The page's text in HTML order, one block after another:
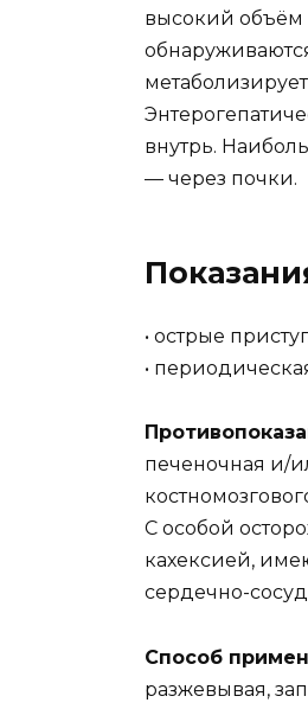
высокий объём
внутрь.
— через почки.
• острые
•
печеночная и/
С особой
кахексией,
сердечно-
Способ
разжевывая,